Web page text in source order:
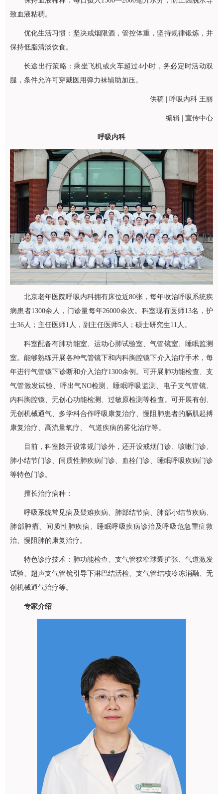
致血液粘稠。
优化生活习惯：坚决戒烟限酒，管控体重，坚持规律锻炼，并
保持低脂清淡饮食。
长途出行策略：乘坐飞机或火车超过4小时，务必定时活动双
腿，条件允许可穿戴医用弹力袜辅助加压。
供稿 | 呼吸内科 王丽
编辑 | 宣传中心
呼吸内科
北京老年医院呼吸内科拥有床位近80张，每年收治呼吸系统疾
病患者1300余人，门诊量每年26000余次。科室现有医师13名，护
士36人；主任医师1人，副主任医师5人；硕士研究生11人。
科室配备有肺功能室、运动心肺试验室、气管镜室、睡眠监测
室。能够熟练开展各种气管镜下和内科胸腔镜下介入治疗手术，每
年进行气管镜下诊断和介入治疗1300余例。可开展肺功能检查、支
气管激发试验、呼出气NO检测、睡眠呼吸监测、电子支气管镜、
内科胸腔镜、无创心功能检测、过敏原检测等检查。可开展有创、
无创机械通气、多学科合作呼吸康复治疗、慢阻肺患者的膈肌起搏
康复治疗、高流量氧疗、 气道疾病的雾化治疗等。
目前，科室除开设常规门诊外，还开设戒烟门诊、 咳嗽门诊、
肺小结节门诊、间质性肺疾病门诊、血栓门诊、睡眠呼吸疾病门诊
等特色门诊。
擅长治疗病种：
呼吸系统常见病及疑难疾病、肺部结节病、肺部小结节疾病、
肺部肿瘤、间质性肺疾病、睡眠呼吸疾病诊治及呼吸危急重症救
治、慢阻肺的康复治疗。
特色诊疗技术：肺功能检查、支气管狭窄球囊扩张、气道激发
试验、超声支气管镜引导下淋巴结活检、支气管结核冷冻消融、无
创机械通气治疗等。
专家介绍